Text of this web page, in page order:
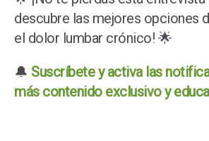
descubre las mejores opciones
el dolor lumbar crónico! 🌟
🔔 Suscríbete y activa las
más contenido exclusivo y